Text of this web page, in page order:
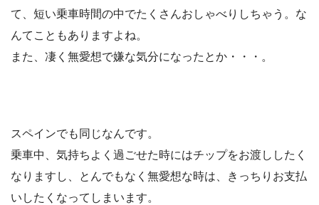
て、短い乗車時間の中でたくさんおしゃべりしちゃう。な
んてこともありますよね。
また、凄く無愛想で嫌な気分になったとか・・・。
スペインでも同じなんです。
乗車中、気持ちよく過ごせた時にはチップをお渡ししたく
なりますし、とんでもなく無愛想な時は、きっちりお支払
いしたくなってしまいます。